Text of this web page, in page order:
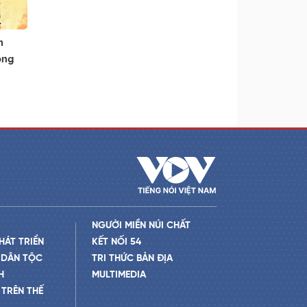
TRIỂN
TỘC
THẾ
NGƯỜI MIỀN NÚI CHẤT
KẾT NỐI 54
TRI THỨC BẢN ĐỊA
MULTIMEDIA